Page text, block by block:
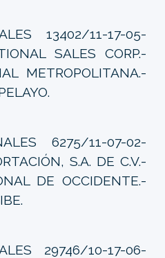
13402/11-17-05-
SALES CORP.-
METROPOLITANA.-
6275/11-07-02-
S.A. DE C.V.-
DE OCCIDENTE.-
29746/10-17-06-